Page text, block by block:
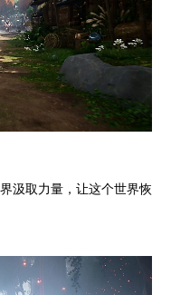
汲取力量，让这个世界恢